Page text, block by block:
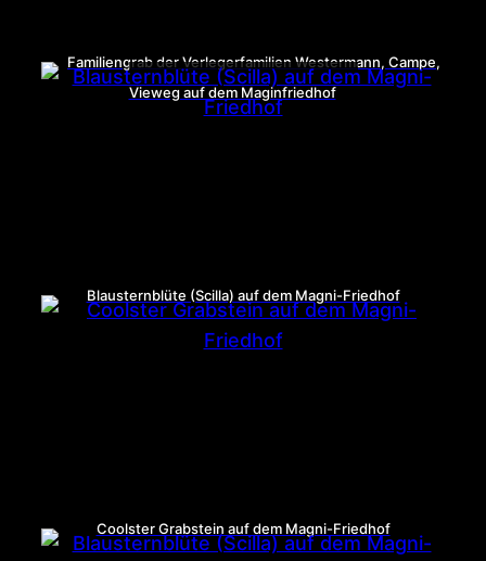
Familiengrab der Verlegerfamilien Westermann, Campe,
Vieweg auf dem Maginfriedhof
Blausternblüte (Scilla) auf dem Magni-Friedhof
Coolster Grabstein auf dem Magni-Friedhof